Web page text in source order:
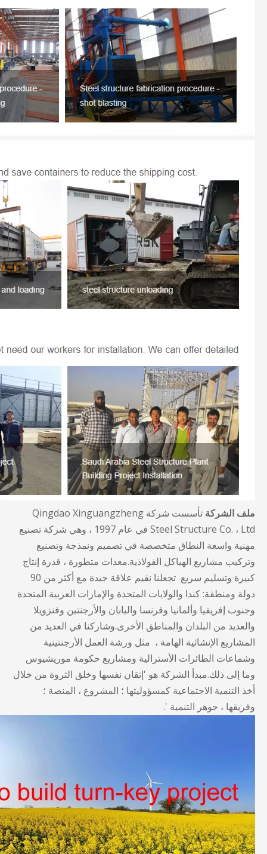
ملف الشركة
تأسست شركة Qingdao Xinguangzheng
Steel Structure Co. ، Ltd في عام 1997 ، وهي شركة تصنيع
مهنية واسعة النطاق متخصصة في تصميم ونمذجة وتصنيع
وتركيب مشاريع الهياكل الفولاذية.معدات متطورة ، قدرة إنتاج
كبيرة وتسليم سريع تجعلنا نقيم علاقة جيدة مع أكثر من 90
دولة ومنطقة: كندا والولايات المتحدة والإمارات العربية المتحدة
وجنوب إفريقيا وألمانيا وفرنسا واليابان والأرجنتين وفنزويلا
والعديد من البلدان والمناطق الأخرى.وشاركنا في العديد من
المشاريع الإنشائية الهامة ، مثل ورشة العمل الأرجنتينية
وشماعات الطائرات الأسترالية ومشاريع حكومة موريشيوس
وما إلى ذلك.مبدأ الشركة هو 'إتقان نفسها وخلق الثروة من خلال
أخذ التنمية الاجتماعية كمسؤوليتها ؛ المشروع ، المنصة ؛
وفريقها ، جوهر التنمية '.